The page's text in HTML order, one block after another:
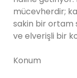
mücevherdir;
sakin bir ortam
ve elverişli bir
Konum